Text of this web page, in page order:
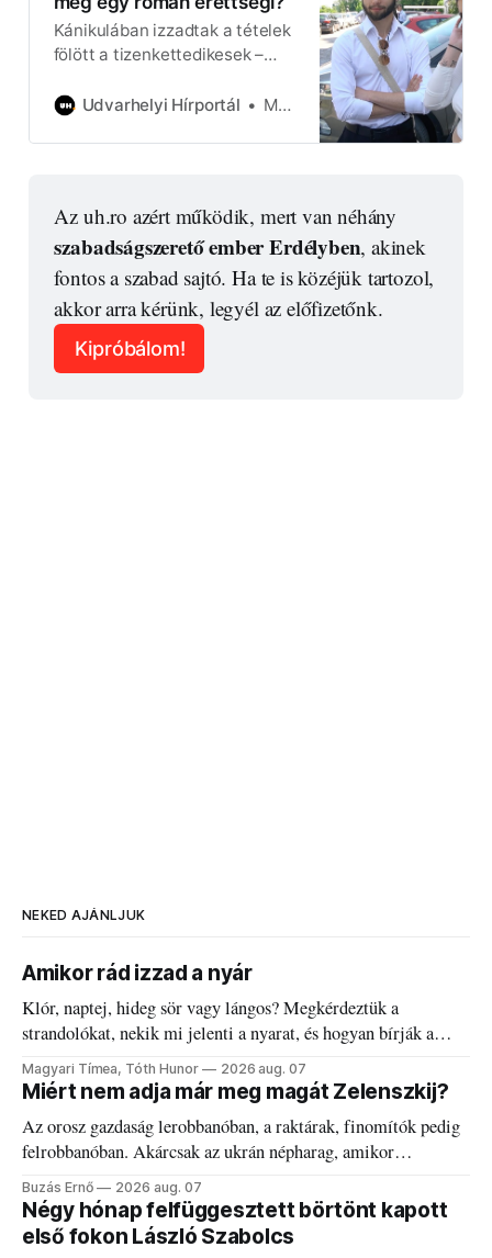
Kánikulában izzadtak a tételek
fölött a tizenkettedikesek –
meleget, és mi fájna jobban: ez
Udvarhelyi Hírportál Magyari Tímea
szabadságszerető ember Erdélyben, akinek
fontos a szabad sajtó. Ha te is közéjük tartozol,
akkor arra kérünk, legyél az előfizetőnk.
Kipróbálom!
NEKED AJÁNLJUK
Amikor rád izzad a nyár
Klór, naptej, hideg sör vagy lángos? Megkérdeztük a
strandolókat, nekik mi jelenti a nyarat, és hogyan bírják a
kánikulát.
Magyari Tímea, Tóth Hunor 2026 aug. 07
Miért nem adja már meg magát Zelenszkij?
Az orosz gazdaság lerobbanóban, a raktárak, finomítók pedig
felrobbanóban. Akárcsak az ukrán népharag, amikor
elégedetlen vezetőivel.
Buzás Ernő 2026 aug. 07
Négy hónap felfüggesztett börtönt kapott
első fokon László Szabolcs